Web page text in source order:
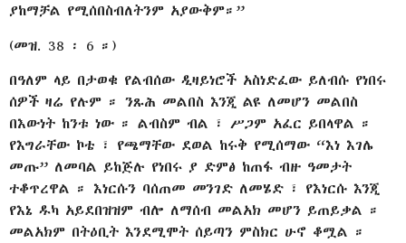
ያከማቻል የሚሰበስብለትንም አያውቅም።”
(መዝ. 38 ፡ 6 ።)
በዓለም ላይ በታወቁ የልብሰው ዲዛይነሮች አስነድፈው ይለብሱ የነበሩ
ሰዎች ዛሬ የሉም ። ንጹሕ መልበስ እንጂ ልዩ ለመሆን መልበስ
በእውነት ከንቱ ነው ። ልብስም ብል ፣ ሥጋም አፈር ይበላዋል ።
የእግራቸው ኮቴ ፣ የጫማቸው ደወል ከሩቅ የሚሰማው “እነ እገሌ
መጡ” ለመባል ይከጅሉ የነበሩ ያ ድምፅ ከጠፋ ብዙ ዓመታት
ተቆጥረዋል ። እነርሱን ባሰጠመ መንገድ ለመሄድ ፣ የእነርሱ እንጂ
የእኔ ዱካ አይደበዝዝም ብሎ ለማሰብ መልአክ መሆን ይጠይቃል ።
መልአክም በትዕቢት እንደሚሞት ሰይጣን ምስክር ሁኖ ቆሟል ።